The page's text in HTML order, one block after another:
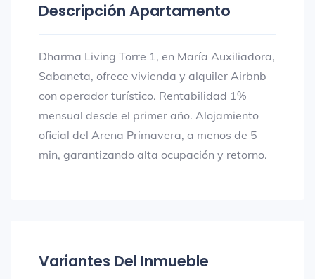
Descripción Apartamento
Dharma Living Torre 1, en María Auxiliadora,
Sabaneta, ofrece vivienda y alquiler Airbnb
con operador turístico. Rentabilidad 1%
mensual desde el primer año. Alojamiento
oficial del Arena Primavera, a menos de 5
min, garantizando alta ocupación y retorno.
Variantes Del Inmueble